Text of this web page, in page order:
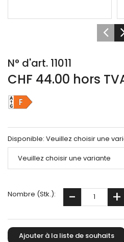
N° d'art. 11011
CHF 44.00 hors
Disponible: Veuillez choisir une
Nombre (Stk.):